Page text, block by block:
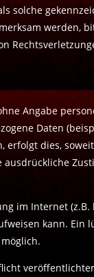
solche
werden,
Angabe
Daten
erfolgt dies,
im Internet (z.B.
kann. Ein